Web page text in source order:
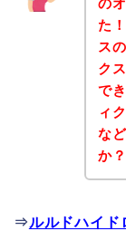
の
た
ス
ク
で
ィ
な
か？
⇒ルルドハイド